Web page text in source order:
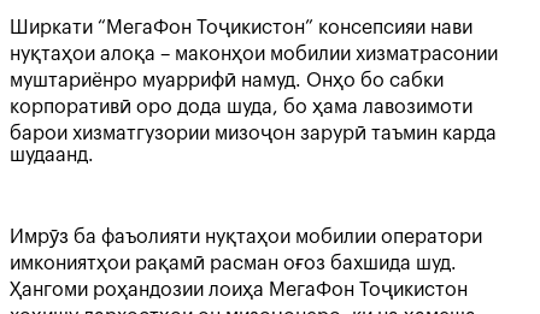
Ширкати “МегаФон Тоҷикистон” консепсияи нави
нуқтаҳои алоқа – маконҳои мобилии хизматрасонии
муштариёнро муаррифӣ намуд. Онҳо бо сабки
корпоративӣ оро дода шуда, бо ҳама лавозимоти
барои хизматгузории мизоҷон зарурӣ таъмин карда
шудаанд.
Имрӯз ба фаъолияти нуқтаҳои мобилии оператори
имкониятҳои рақамӣ расман оғоз бахшида шуд.
Ҳангоми роҳандозии лоиҳа МегаФон Тоҷикистон